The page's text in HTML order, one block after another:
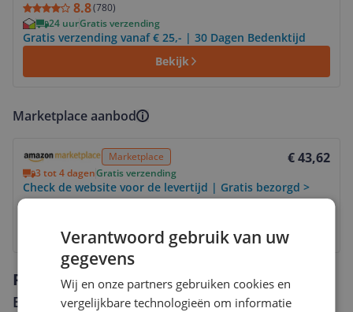
8.8(780)
24 uurGratis verzending
Gratis verzending vanaf € 25,- | 30 Dagen Bedenktijd
Bekijk
Marketplace aanbod
Marketplace € 43,62
3 tot 4 dagenGratis verzending
Check de website voor de levertijd | Gratis bezorgd >
€20,-
Bekijk product
Reviews
Er zijn nog geen reviews geschreven
Verantwoord gebruik van uw
gegevens
Wij en onze partners gebruiken cookies en
vergelijkbare technologieën om informatie